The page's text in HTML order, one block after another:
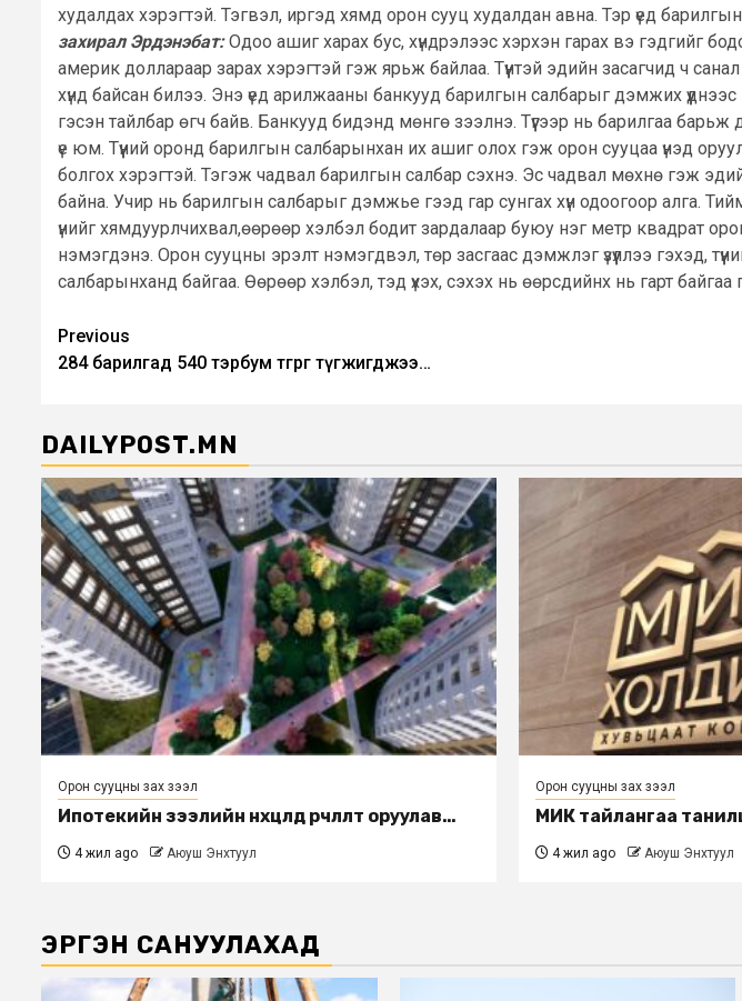
худалдах хэрэгтэй. Тэгвэл, иргэд хямд орон сууц худалдан авна. Тэр үед
захирал Эрдэнэбат:Одоо ашиг харах бус, хүндрэлээс хэрхэн гарах вэ гэдгийг
америк доллараар зарах хэрэгтэй гэж ярьж байлаа. Түүнтэй эдийн засагчид ч
хүнд байсан билээ. Энэ үед арилжааны банкууд барилгын салбарыг дэмжих
гэсэн тайлбар өгч байв. Банкууд бидэнд мөнгө зээлнэ. Түүгээр нь барилгаа
үе юм. Түүний оронд барилгын салбарынхан их ашиг олох гэж орон сууцаа үнэд
болгох хэрэгтэй. Тэгэж чадвал барилгын салбар сэхнэ. Эс чадвал мөхнө гэж
байна. Учир нь барилгын салбарыг дэмжье гээд гар сунгах хүн одоогоор алга.
үнийг хямдуурлчихвал,өөрөөр хэлбэл бодит зардалаар буюу нэг метр квадрат
нэмэгдэнэ. Орон сууцны эрэлт нэмэгдвэл, төр засгаас дэмжлэг үзүүллээ гэхэд,
салбарынханд байгаа. Өөрөөр хэлбэл, тэд үхэх, сэхэх нь өөрсдийнх нь гарт
Post
navigation
Previous
284 барилгад 540 тэрбум төгрөг түгжигджээ…
DAILYPOST.MN
Орон сууцны зах зээл
Ипотекийн зээлийн нөхцөлд өөрчлөлт оруулав…
4 жил ago Аюуш Энхтуул
Орон сууцны зах зээл
МИК тайлангаа
4 жил ago Аюуш Энхтуул
ЭРГЭН САНУУЛАХАД